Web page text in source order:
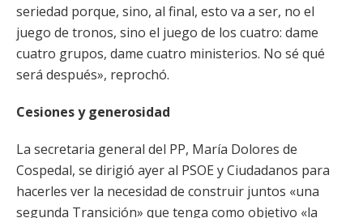
seriedad porque, sino, al final, esto va a ser, no el
juego de tronos, sino el juego de los cuatro: dame
cuatro grupos, dame cuatro ministerios. No sé qué
será después», reprochó.
Cesiones y generosidad
La secretaria general del PP, María Dolores de
Cospedal, se dirigió ayer al PSOE y Ciudadanos para
hacerles ver la necesidad de construir juntos «una
segunda Transición» que tenga como objetivo «la